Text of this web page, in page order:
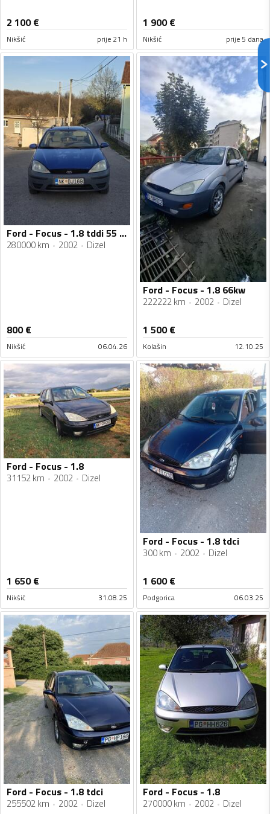
2 100€
Nikšić prije 21 h
1 900€
Nikšić prije 5 dana
Ford - Focus - 1.8 tddi 55 kw
280000 km 2002 Dizel
800€
Nikšić 06.04.26
Ford - Focus - 1.8 66kw
222222 km 2002 Dizel
1 500€
Kolašin 12.10.25
Ford - Focus - 1.8
31152 km 2002 Dizel
1 650€
Nikšić 31.08.25
Ford - Focus - 1.8 tdci
300 km 2002 Dizel
1 600€
Podgorica 06.03.25
Ford - Focus - 1.8 tdci
255502 km 2002 Dizel
Ford - Focus - 1.8
270000 km 2002 Dizel